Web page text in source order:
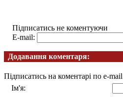
Підписатись не коментуючи
E-mail:
Додавання коментаря:
Підписатись на коментарі по e-mail
Ім'я: